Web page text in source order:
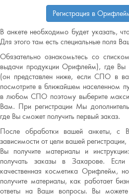
Регистрация в
В анкете необходимо будет указать,
Для этого там есть специальные поля
Обязательно ознакомьтесь со
выдачи продукции Орифлейм), где Вы
(он представлен ниже, если СПО в
посмотрите в ближайшем населенном
в любом СПО поэтому выберите
Вам. При регистрации Мы
где Вы сможет получить первый заказ.
После обработки вашей анкеты, с
зависимости от цели вашей
Вы получите материалы и
получать заказы в Захарове. Если
качественная косметика Орифлейм,
получите материалы, как работает
ответы на Ваши вопросы. Вы можете